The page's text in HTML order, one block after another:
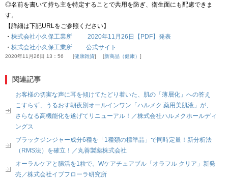
◎名前を書いて持ち主を特定することで共用を防ぎ、衛生面にも配慮できま
す。
【詳細は下記URLをご参照ください】
・ 株式会社小久保工業所 2020年11月26日【PDF】発表
・ 株式会社小久保工業所 公式サイト
2020年11月26日 13：56 健康雑貨 新商品（健康）
関連記事
お客様の切実な声に耳を傾けてたどり着いた、肌の「薄層化」への答え
こすらず、うるおす朝夜別オールインワン「ハルメク 薬用美肌液」が、
さらなる高機能化を遂げてリニューアル！／株式会社ハルメクホールディ
ングス
ブラックジンジャー成分6種を「1種類の標準品」で同時定量！新分析法
（RMS法）を確立！／丸善製薬株式会社
オーラルケアと腸活を1粒で。Wケアチュアブル「オラフル クリア」新発
売／株式会社イブフローラ研究所